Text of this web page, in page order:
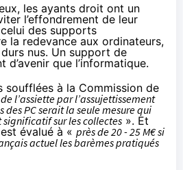
les ayants droit ont un
l’effondrement de leur
des supports
la redevance aux ordinateurs,
nus. Un support de
que l’informatique.
soufflées à la Commission de
l’assiette par l’assujettissement
des PC serait la seule mesure qui
sur les collectes ». Et
évalué à « près de 20 - 25 M€ si
actuel les barèmes pratiqués